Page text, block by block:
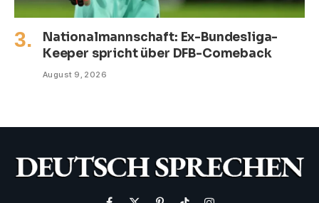
Nationalmannschaft: Ex-Bundesliga-
Keeper spricht über DFB-Comeback
August 9, 2026